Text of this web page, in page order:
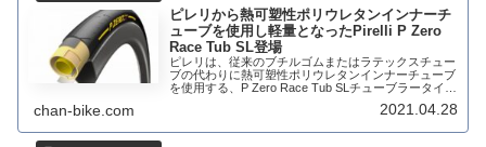
ピレリから熱可塑性ポリウレタンインナーチ
ューブを使用し軽量となったPirelli P Zero
Race Tub SL登場
ピレリは、従来のブチルゴムまたはラテックスチュー
ブの代わりに熱可塑性ポリウレタンインナーチューブ
を使用する、P Zero Race Tub SLチューブラータイヤ
chan-bike.com 2021.04.28